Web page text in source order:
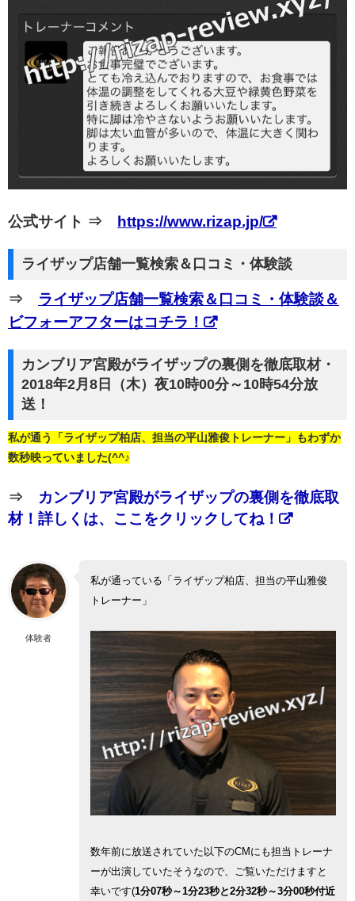
公式サイト ⇒ https://www.rizap.jp/
ライザップ店舗一覧検索＆口コミ・体験談
⇒ ライザップ店舗一覧検索＆口コミ・体験談＆
ビフォーアフターはコチラ！
カンブリア宮殿がライザップの裏側を徹底取材・
2018年2月8日（木）夜10時00分～10時54分放
送！
私が通う「ライザップ柏店、担当の平山雅俊トレーナー」もわずか
数秒映っていました(^^♪
⇒ カンブリア宮殿がライザップの裏側を徹底取
材！詳しくは、ここをクリックしてね！
体験者
私が通っている「ライザップ柏店、担当の平山雅俊
トレーナー」
数年前に放送されていた以下のCMにも担当トレーナ
ーが出演していたそうなので、ご覧いただけますと
幸いです(1分07秒～1分23秒と2分32秒～3分00秒付近